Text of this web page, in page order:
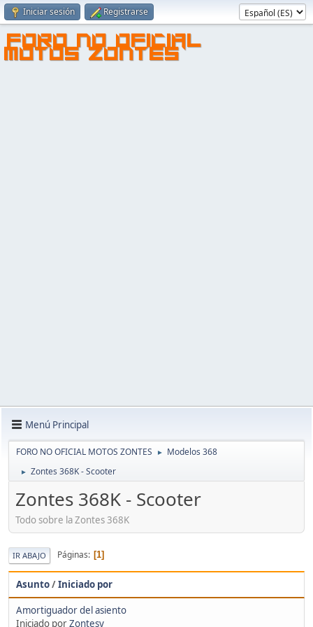
Iniciar sesión Registrarse
FORO NO OFICIAL
MOTOS ZONTES
Menú Principal
FORO NO OFICIAL MOTOS ZONTES ► Modelos 368
► Zontes 368K - Scooter
Zontes 368K - Scooter
Todo sobre la Zontes 368K
IR ABAJO Páginas 1
Asunto/Iniciado por
Amortiguador del asiento
Iniciado porZontesy